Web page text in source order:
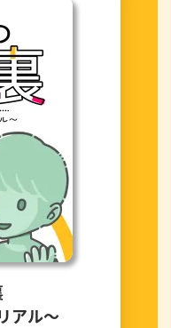
アル〜